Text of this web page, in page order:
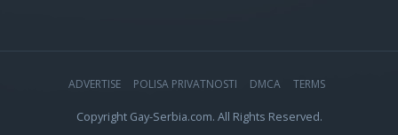
ADVERTISE POLISA PRIVATNOSTI DMCA TERMS
Copyright Gay-Serbia.com. All Rights Reserved.